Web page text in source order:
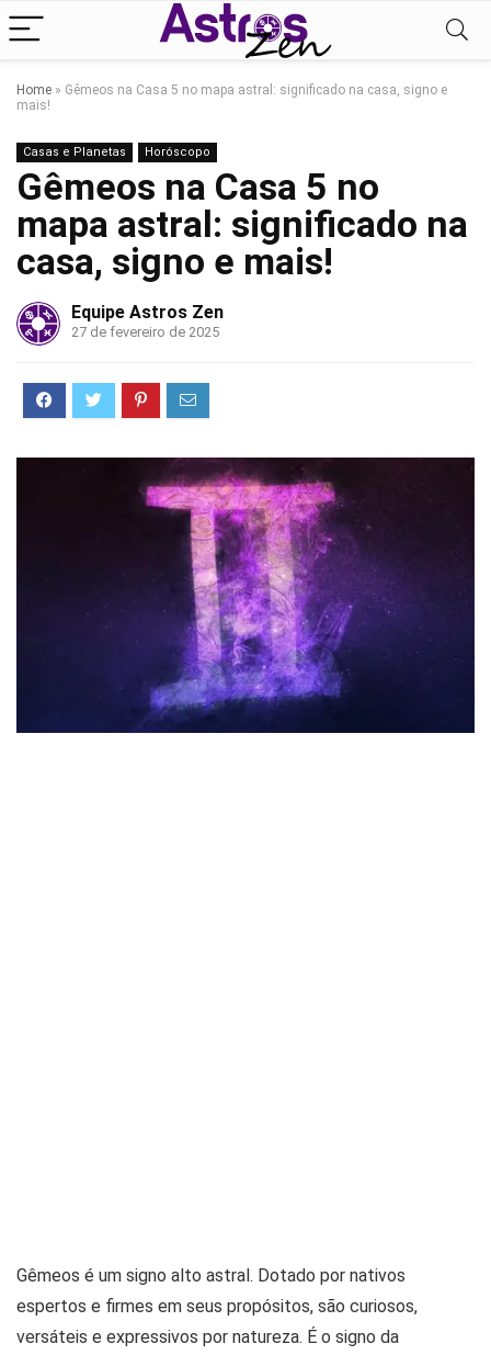
Home » Gêmeos na Casa 5 no mapa astral: significado na casa, signo e
mais!
Casas e Planetas Horóscopo
Gêmeos na Casa 5 no
mapa astral: significado na
casa, signo e mais!
Equipe Astros Zen
27 de fevereiro de 2025
Gêmeos é um signo alto astral. Dotado por nativos
espertos e firmes em seus propósitos, são curiosos,
versáteis e expressivos por natureza. É o signo da